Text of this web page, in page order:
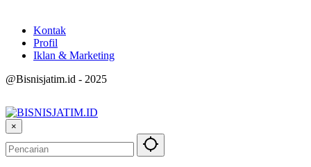
Kontak
Profil
Iklan & Marketing
@Bisnisjatim.id - 2025
×